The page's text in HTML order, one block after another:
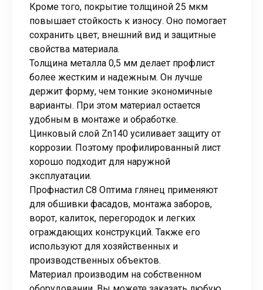
Кроме того, покрытие толщиной 25 мкм
повышает стойкость к износу. Оно помогает
сохранить цвет, внешний вид и защитные
свойства материала.
Толщина металла 0,5 мм делает профлист
более жестким и надежным. Он лучше
держит форму, чем тонкие экономичные
варианты. При этом материал остается
удобным в монтаже и обработке.
Цинковый слой Zn140 усиливает защиту от
коррозии. Поэтому профилированный лист
хорошо подходит для наружной
эксплуатации.
Профнастил С8 Оптима глянец применяют
для обшивки фасадов, монтажа заборов,
ворот, калиток, перегородок и легких
ограждающих конструкций. Также его
используют для хозяйственных и
производственных объектов.
Материал производим на собственном